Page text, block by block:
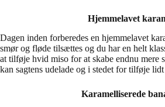
Hjemmelavet
Dagen inden forberedes en hjemmelavet
smør og fløde tilsættes og du har en helt
at tilføje hvid miso for at skabe endnu mere
kan sagtens udelade og i stedet for tilføje
Karamelliserede